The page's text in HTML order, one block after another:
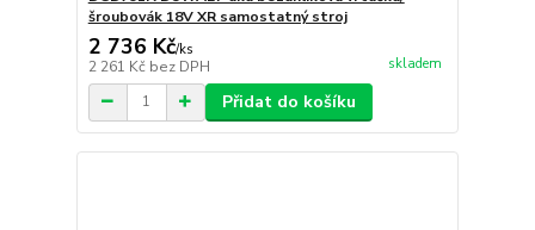
šroubovák 18V XR samostatný stroj
2 736 Kč/ks
2 261 Kč bez DPH skladem
Přidat do košíku